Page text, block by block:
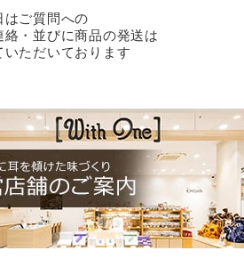
ご質問への
絡・並びに商品の発送は
いただいております